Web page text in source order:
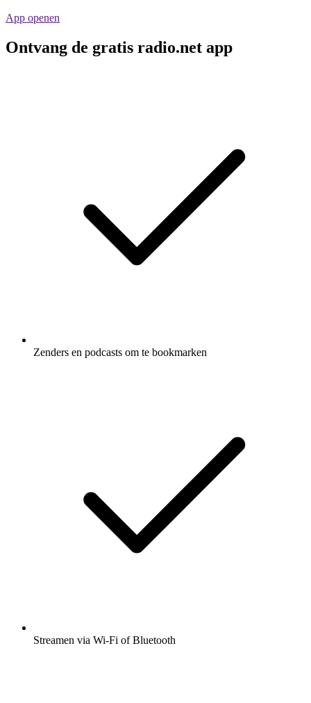
App openen
Ontvang de gratis radio.net app
Zenders en podcasts om te bookmarken
Streamen via Wi-Fi of Bluetooth